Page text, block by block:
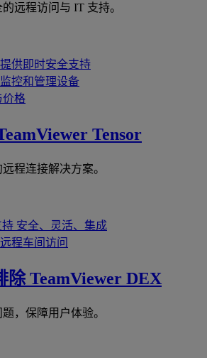
远程访问与 IT 支持。
提供即时安全支持
监控和管理设备
价格
Tensor
程连接解决方案。
持 安全、灵活、集成
远程车间访问
除 TeamViewer DEX
，保障用户体验。